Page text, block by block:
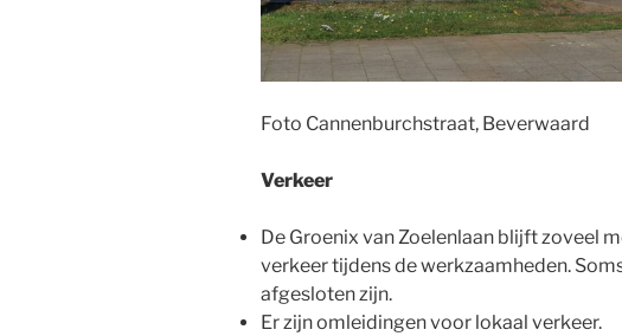
Foto Cannenburchstraat, Beverwaard
Verkeer
De Groenix van Zoelenlaan blijft zoveel
verkeer tijdens de werkzaamheden.
afgesloten zijn.
Er zijn omleidingen voor lokaal verkeer.